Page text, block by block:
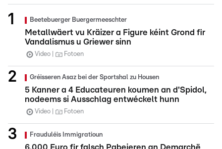
Beetebuerger Buergermeeschter
Metallwäert vu Kräizer a Figure kéint Grond fir
Vandalismus u Griewer sinn
Video Fotoen
Gréisseren Asaz bei der Sportshal zu Housen
5 Kanner a 4 Educateuren koumen an d'Spidol,
nodeems si Ausschlag entwéckelt hunn
Video Fotoen
Frauduléis Immigratioun